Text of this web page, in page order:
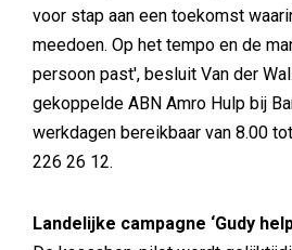
voor stap aan een toekomst
meedoen. Op het tempo en de
persoon past', besluit Van der
gekoppelde ABN Amro Hulp bij
werkdagen bereikbaar van 8.00
226 26 12.
Landelijke campagne ‘Gudy